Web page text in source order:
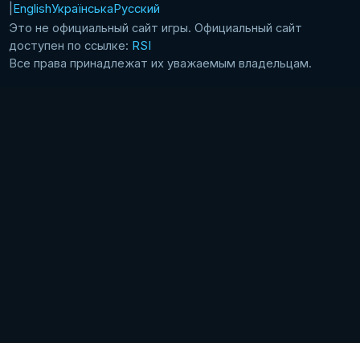
EnglishУкраїнськаРусский
Это не официальный сайт игры. Официальный сайт
доступен по ссылке: RSI
Все права принадлежат их уважаемым владельцам.